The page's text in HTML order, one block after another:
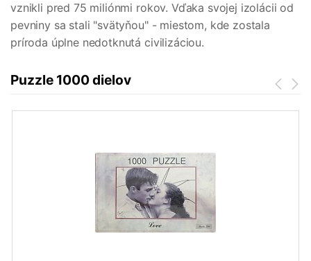
vznikli pred 75 miliónmi rokov. Vďaka svojej izolácii od
pevniny sa stali "svätyňou" - miestom, kde zostala
príroda úplne nedotknutá civilizáciou.
Puzzle 1000 dielov